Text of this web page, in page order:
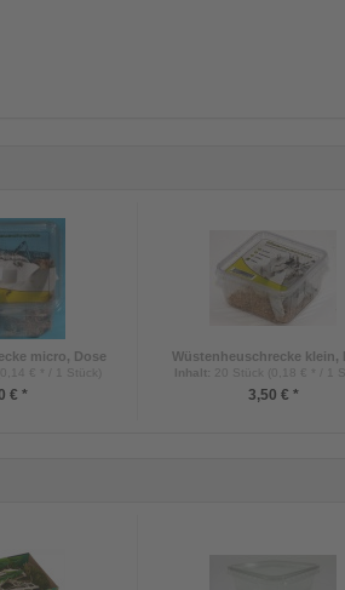
micro, Dose
€ * / 1 Stück)
€ *
Wüstenheuschrecke klein,
Inhalt: 20 Stück (0,18 € * / 1
3,50 € *